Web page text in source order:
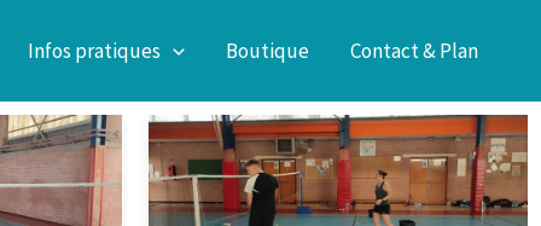
Infos pratiques Boutique Contact & Plan